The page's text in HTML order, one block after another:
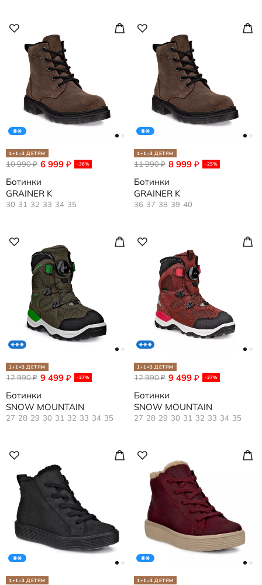
1+1=3 ДЕТЯМ
6 999 ₽ -36%
10 990₽
Ботинки
GRAINER K
30 31 32 33 34 35
1+1=3 ДЕТЯМ
8 999 ₽ -25%
11 990₽
Ботинки
GRAINER K
36 37 38 39 40
1+1=3 ДЕТЯМ
9 499 ₽ -27%
12 990₽
Ботинки
SNOW MOUNTAIN
27 28 29 30 31 32 33 34 35
1+1=3 ДЕТЯМ
9 499 ₽ -27%
12 990₽
Ботинки
SNOW MOUNTAIN
27 28 29 30 31 32 33 34 35
1+1=3 ДЕТЯМ 1+1=3 ДЕТЯМ